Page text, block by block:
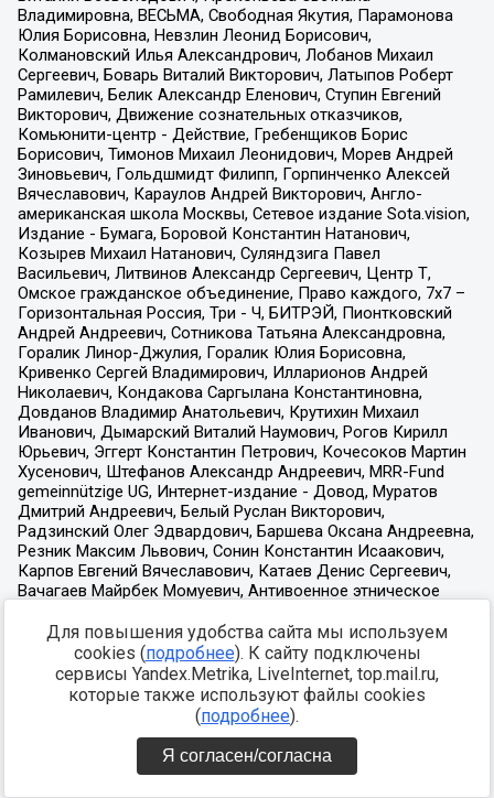
Для повышения удобства сайта мы используем
cookies (подробнее). К сайту подключены
сервисы Yandex.Metrika, LiveInternet, top.mail.ru,
которые также используют файлы cookies
(подробнее).
Я согласен/согласна